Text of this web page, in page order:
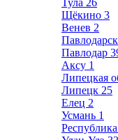
Тула 26
Щёкино 3
Венев 2
Павлодар
Аксу 1
Липецкая
Липецк 25
Елец 2
Усмань 1